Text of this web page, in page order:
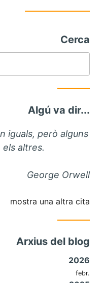
Cerca
Algú va dir...
iguals, però alguns
els altres.
George Orwell
mostra una altra cita
Arxius del blog
2026
febr.